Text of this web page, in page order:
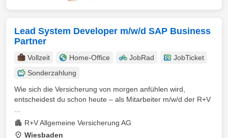
Lead System Developer m/w/d SAP Business
Partner
Vollzeit Home-Office JobRad
JobTicket
Sonderzahlung
Wie sich die Versicherung von morgen anfühlen wird,
entscheidest du schon heute – als Mitarbeiter m/w/d der R+V
R+V Allgemeine Versicherung AG
Wiesbaden